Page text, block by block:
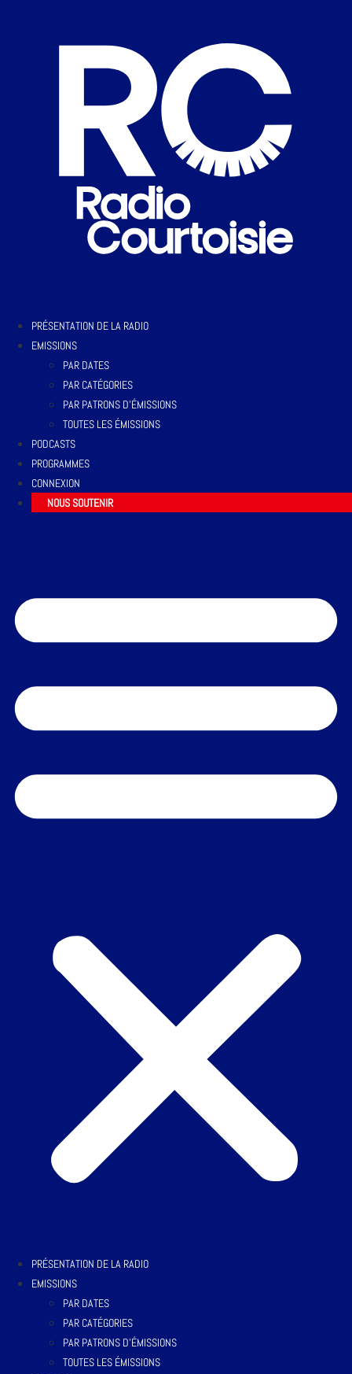
PRÉSENTATION DE LA RADIO
EMISSIONS
PAR DATES
PAR CATÉGORIES
PAR PATRONS D’ÉMISSIONS
TOUTES LES ÉMISSIONS
PODCASTS
PROGRAMMES
CONNEXION
NOUS SOUTENIR
PRÉSENTATION DE LA RADIO
EMISSIONS
PAR DATES
PAR CATÉGORIES
PAR PATRONS D’ÉMISSIONS
TOUTES LES ÉMISSIONS